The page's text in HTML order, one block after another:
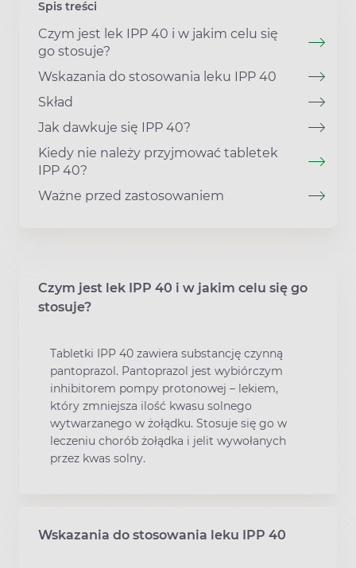
Spis treści
Czym jest lek IPP 40 i w jakim celu się
go stosuje?
Wskazania do stosowania leku IPP 40
Skład
Jak dawkuje się IPP 40?
Kiedy nie należy przyjmować tabletek
IPP 40?
Ważne przed zastosowaniem
Czym jest lek IPP 40 i w jakim celu się go
stosuje?
Tabletki IPP 40 zawiera substancję czynną
pantoprazol. Pantoprazol jest wybiórczym
inhibitorem pompy protonowej – lekiem,
który zmniejsza ilość kwasu solnego
wytwarzanego w żołądku. Stosuje się go w
leczeniu chorób żołądka i jelit wywołanych
przez kwas solny.
Wskazania do stosowania leku IPP 40